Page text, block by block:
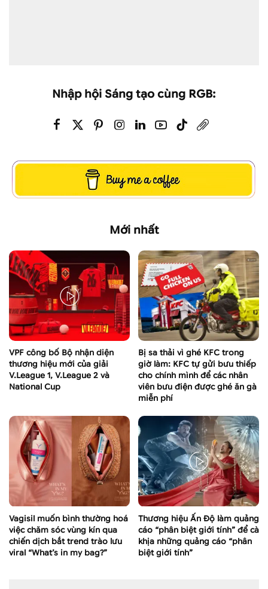
Nhập hội Sáng tạo cùng RGB:
Mới nhất
VPF công bố Bộ nhận diện
thương hiệu mới của giải
V.League 1, V.League 2 và
National Cup
Bị sa thải vì ghé KFC trong
giờ làm: KFC tự gửi bưu thiếp
cho chính mình để các nhân
viên bưu điện được ghé ăn gà
miễn phí
Vagisil muốn bình thường hoá
việc chăm sóc vùng kín qua
chiến dịch bắt trend trào lưu
viral “What’s in my bag?”
Thương hiệu Ấn Độ làm quảng
cáo “phân biệt giới tính” để cà
khịa những quảng cáo “phân
biệt giới tính”